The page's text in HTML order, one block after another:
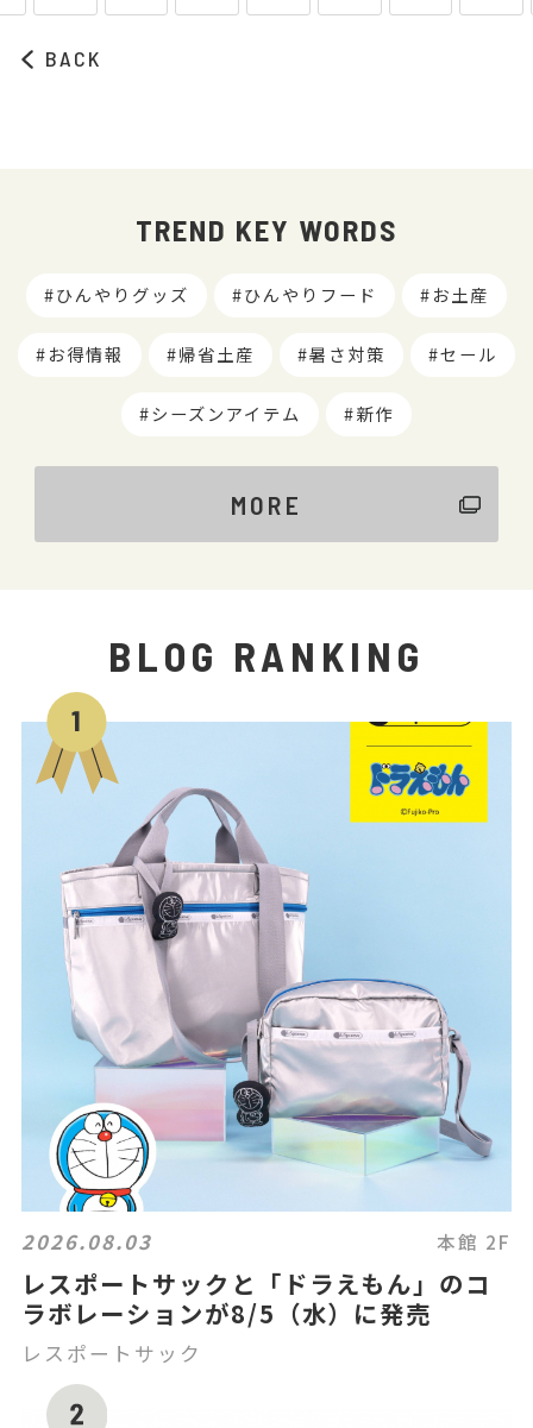
BACK
TREND KEY WORDS
ひんやりグッズ ひんやりフード お土産
お得情報 帰省土産 暑さ対策 セール
シーズンアイテム 新作
MORE
BLOG RANKING
2026.08.03 本館 2F
レスポートサックと「ドラえもん」のコ
ラボレーションが8/5（水）に発売
レスポートサック